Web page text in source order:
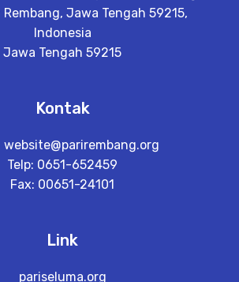
Jawa Tengah 59215,
Indonesia
Jawa Tengah 59215
Kontak
website@parirembang.org
Telp: 0651-652459
Fax: 00651-24101
Link
pariseluma.org